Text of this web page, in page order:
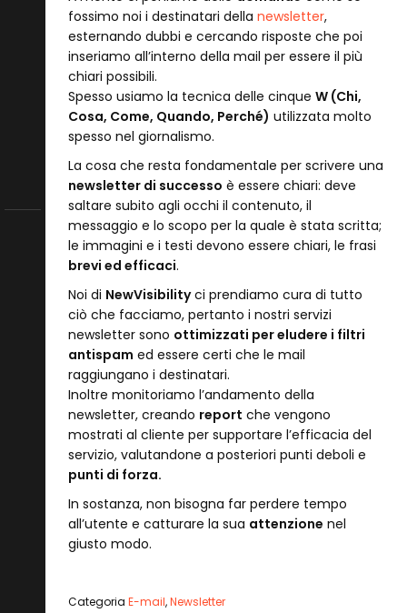
fossimo noi i destinatari della newsletter,
esternando dubbi e cercando risposte che poi
inseriamo all’interno della mail per essere il più
chiari possibili.
Spesso usiamo la tecnica delle cinque W (Chi,
Cosa, Come, Quando, Perché) utilizzata molto
spesso nel giornalismo.
La cosa che resta fondamentale per scrivere una
newsletter di successo è essere chiari: deve
saltare subito agli occhi il contenuto, il
messaggio e lo scopo per la quale è stata scritta;
le immagini e i testi devono essere chiari, le frasi
brevi ed efficaci.
Noi di NewVisibilityci prendiamo cura di tutto
ciò che facciamo, pertanto i nostri servizi
newsletter sono ottimizzati per eludere i filtri
antispam ed essere certi che le mail
raggiungano i destinatari.
Inoltre monitoriamo l’andamento della
newsletter, creando report che vengono
mostrati al cliente per supportare l’efficacia del
servizio, valutandone a posteriori punti deboli e
punti di forza.
In sostanza, non bisogna far perdere tempo
all’utente e catturare la sua attenzione nel
giusto modo.
Categoria E-mail,Newsletter